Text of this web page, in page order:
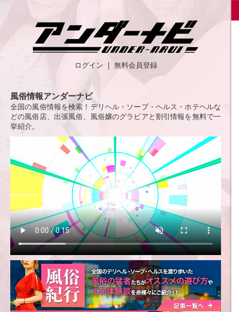
ログイン 無料会員登録
風俗情報アンダーナビ
全国の風俗情報を検索！デリヘル・ソープ・ヘルス・ホテヘルな
どの風俗店、出張風俗、風俗嬢のグラビアと割引情報を無料で一
挙紹介。